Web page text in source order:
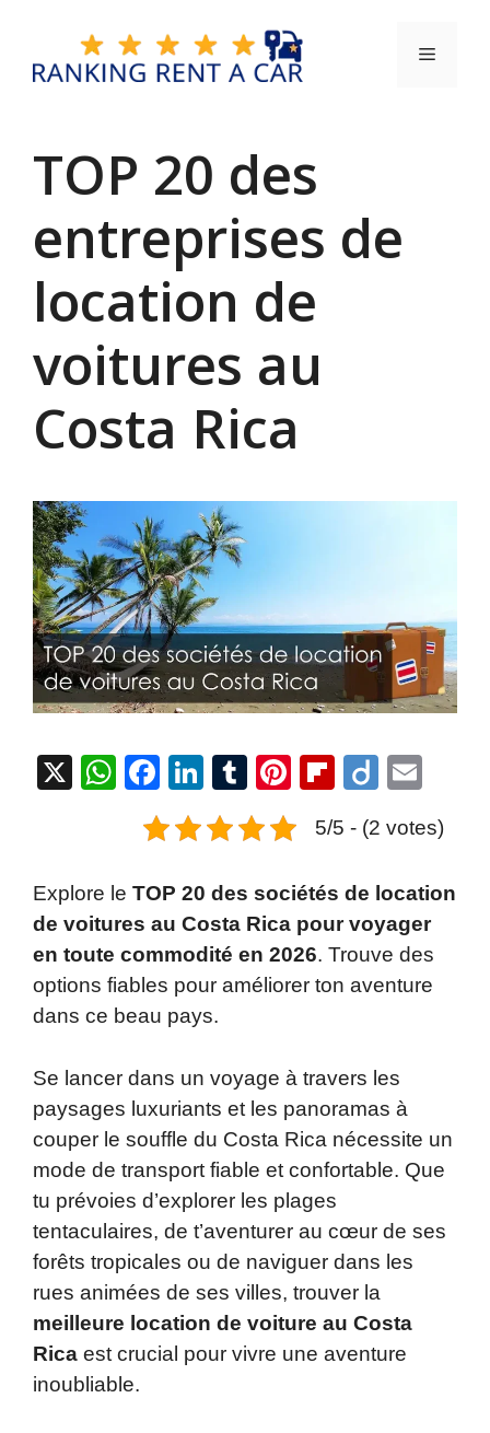
contenu
Menu
TOP 20 des
entreprises de
location de
voitures au
Costa Rica
X
W
s
A
p
p
F
c
e
b
o
o
k
Li
n
k
e
dI
n
T
u
m
r
Pi
er
e
st
Fl
b
o
ar
d
Di
o
ail
5/5 - (2 votes)
Explore le TOP 20 des sociétés de location
de voitures au Costa Rica pour voyager
en toute commodité en 2026. Trouve des
options fiables pour améliorer ton aventure
dans ce beau pays.
Se lancer dans un voyage à travers les
paysages luxuriants et les panoramas à
couper le souffle du Costa Rica nécessite un
mode de transport fiable et confortable. Que
tu prévoies d’explorer les plages
tentaculaires, de t’aventurer au cœur de ses
forêts tropicales ou de naviguer dans les
rues animées de ses villes, trouver la
meilleure location de voiture au Costa
Rica est crucial pour vivre une aventure
inoubliable.